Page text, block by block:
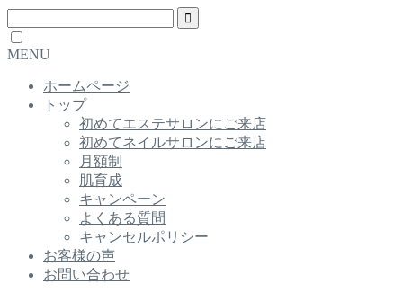
MENU
ホームページ
トップ
初めてエステサロンにご来店
初めてネイルサロンにご来店
月額制
肌育成
キャンペーン
よくある質問
キャンセルポリシー
お客様の声
お問い合わせ